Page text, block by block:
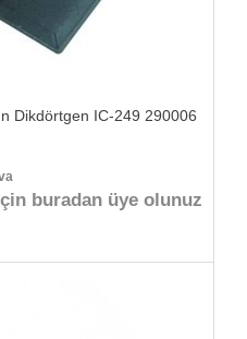
Dikdörtgen IC-249 290006
buradan üye olunuz